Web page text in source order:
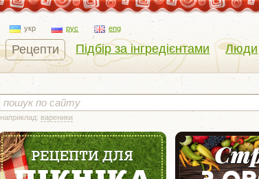
укр рус eng
Рецепти Підбір за інгредієнтами Люди
наприклад: вареники